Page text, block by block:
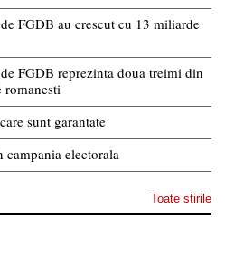
FGDB au crescut cu 13 miliarde
FGDB reprezinta doua treimi din
sunt garantate
campania electorala
Toate stirile